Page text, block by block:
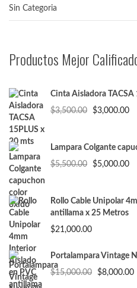
Sin Categoria
Productos Mejor
Cinta Aisladora TACSA
$3,500.00
El
era:
$3,500.00.
$3,000.00El
Lampara Colgante
$5,500.00
El
era:
$5,500.00.
$5,000.00El
Rollo Cable Unipolar
antillama x 25 Metros
$21,000.00
Portalampara Vintage
$15,000.00
El
$8,000.00El